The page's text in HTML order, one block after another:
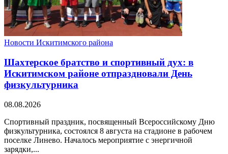
Новости Искитимского района
Шахтерское братство и спортивный дух: в
Искитимском районе отпраздновали День
физкультурника
08.08.2026
Спортивный праздник, посвященный Всероссийскому Дню
физкультурника, состоялся 8 августа на стадионе в рабочем
поселке Линево. Началось мероприятие с энергичной
зарядки,...